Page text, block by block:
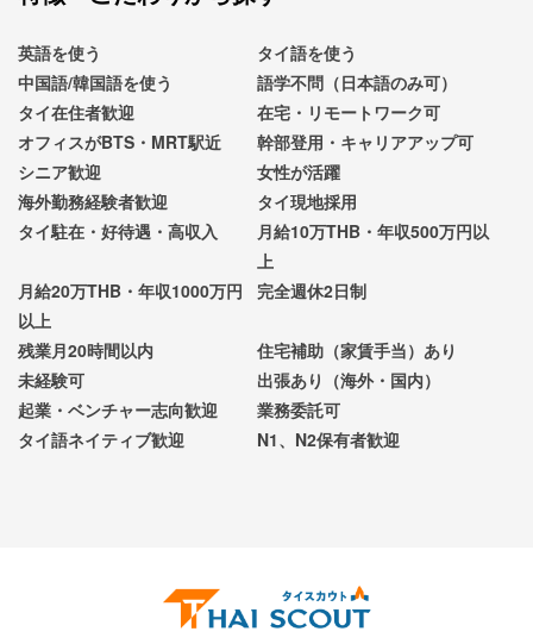
英語を使う
タイ語を使う
中国語/韓国語を使う
語学不問（日本語のみ可）
タイ在住者歓迎
在宅・リモートワーク可
オフィスがBTS・MRT駅近
幹部登用・キャリアアップ可
シニア歓迎
女性が活躍
海外勤務経験者歓迎
タイ現地採用
タイ駐在・好待遇・高収入
月給10万THB・年収500万円以
上
月給20万THB・年収1000万円
以上
完全週休2日制
残業月20時間以内
住宅補助（家賃手当）あり
未経験可
出張あり（海外・国内）
起業・ベンチャー志向歓迎
業務委託可
タイ語ネイティブ歓迎
N1、N2保有者歓迎